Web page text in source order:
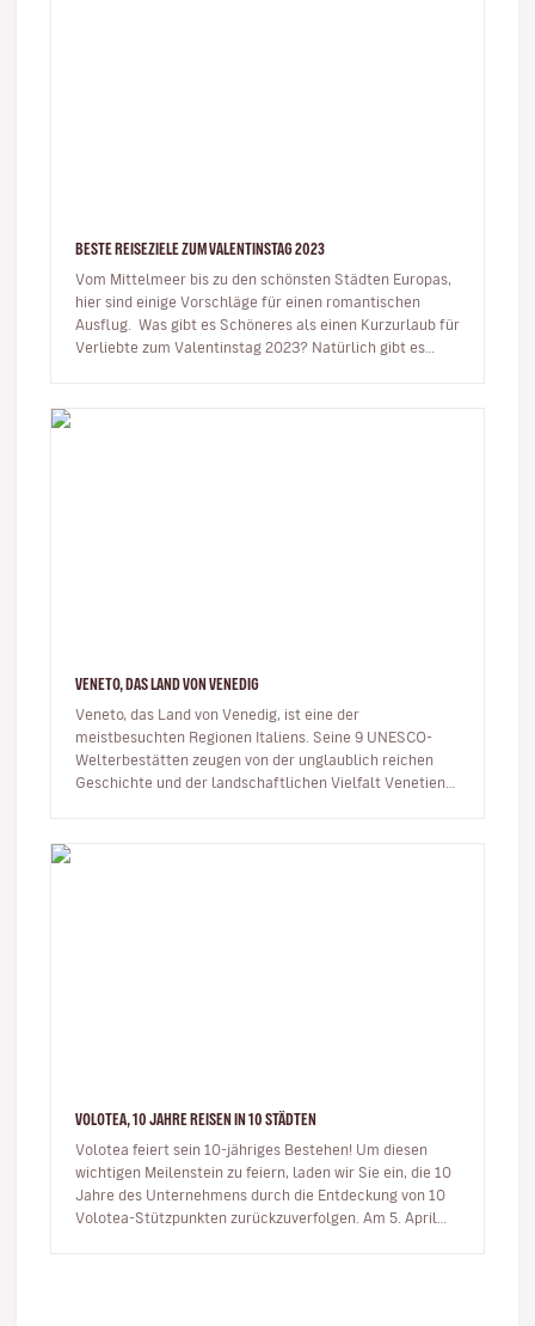
BESTE REISEZIELE ZUM VALENTINSTAG 2023
Vom Mittelmeer bis zu den schönsten Städten Europas,
hier sind einige Vorschläge für einen romantischen
Ausflug. Was gibt es Schöneres als einen Kurzurlaub für
Verliebte zum Valentinstag 2023? Natürlich gibt es
VENETO, DAS LAND VON VENEDIG
Veneto, das Land von Venedig, ist eine der
meistbesuchten Regionen Italiens. Seine 9 UNESCO-
Welterbestätten zeugen von der unglaublich reichen
Geschichte und der landschaftlichen Vielfalt Venetiens.
VOLOTEA, 10 JAHRE REISEN IN 10 STÄDTEN
Volotea feiert sein 10-jähriges Bestehen! Um diesen
wichtigen Meilenstein zu feiern, laden wir Sie ein, die 10
Jahre des Unternehmens durch die Entdeckung von 10
Volotea-Stützpunkten zurückzuverfolgen. Am 5. April